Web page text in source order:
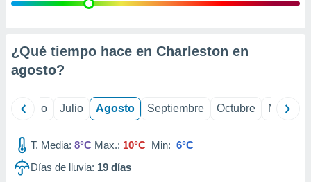
e
mediante
de
¿Qué tiempo hace en Charleston en
agosto?
Junio Julio Agosto Septiembre Octubre
T. Media: 8°C Max.: 10°C Min: 6°C
Días de lluvia: 19 días